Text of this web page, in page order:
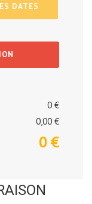
DATES
0 €
0,00 €
0€